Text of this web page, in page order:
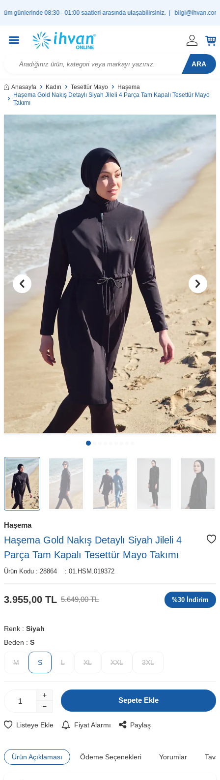
08:30 - 01:00 saatleri arasında ulaşabilirsiniz. |bilgi@ihvan.com.tr
ARA
Anasayfa Kadın Tesettür Mayo
Haşema
Haşema Gold Nakış Detaylı Siyah Jileli 4 Parça Tam Kapalı Tesettür Mayo
Takımı
Haşema
Haşema Gold Nakış Detaylı Siyah Jileli 4
Parça Tam Kapalı Tesettür Mayo Takımı
Ürün Kodu : 28864 : 01.HSM.019372
3.955,00 TL 5.649,00TL %30 İndirim
Renk : Siyah
Beden : S
M S L XL XXL 3XL
Sepete Ekle
Listeye Ekle Fiyat Alarmı Paylaş
Ürün Açıklaması Ödeme Seçenekleri Yorumlar